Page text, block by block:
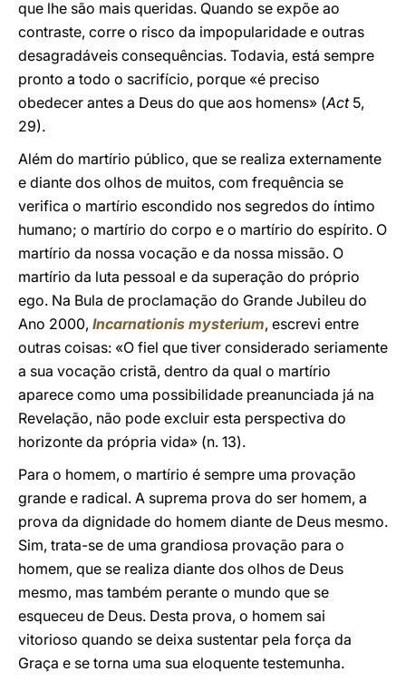
que lhe são mais queridas. Quando se expõe ao
contraste, corre o risco da impopularidade e outras
desagradáveis consequências. Todavia, está sempre
pronto a todo o sacrifício, porque «é preciso
obedecer antes a Deus do que aos homens» (Act 5,
29).
Além do martírio público, que se realiza externamente
e diante dos olhos de muitos, com frequência se
verifica o martírio escondido nos segredos do íntimo
humano; o martírio do corpo e o martírio do espírito. O
martírio da nossa vocação e da nossa missão. O
martírio da luta pessoal e da superação do próprio
ego. Na Bula de proclamação do Grande Jubileu do
Ano 2000, Incarnationis mysterium, escrevi entre
outras coisas: «O fiel que tiver considerado seriamente
a sua vocação cristã, dentro da qual o martírio
aparece como uma possibilidade preanunciada já na
Revelação, não pode excluir esta perspectiva do
horizonte da própria vida» (n. 13).
Para o homem, o martírio é sempre uma provação
grande e radical. A suprema prova do ser homem, a
prova da dignidade do homem diante de Deus mesmo.
Sim, trata-se de uma grandiosa provação para o
homem, que se realiza diante dos olhos de Deus
mesmo, mas também perante o mundo que se
esqueceu de Deus. Desta prova, o homem sai
vitorioso quando se deixa sustentar pela força da
Graça e se torna uma sua eloquente testemunha.